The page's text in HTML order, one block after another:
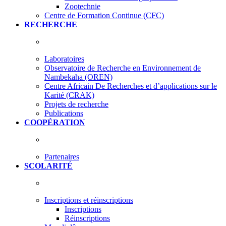
Zootechnie
Centre de Formation Continue (CFC)
RECHERCHE
Laboratoires
Observatoire de Recherche en Environnement de
Nambekaha (OREN)
Centre Africain De Recherches et d’applications sur le
Karité (CRAK)
Projets de recherche
Publications
COOPÉRATION
Partenaires
SCOLARITÉ
Inscriptions et réinscriptions
Inscriptions
Réinscriptions